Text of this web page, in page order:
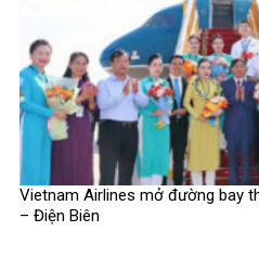
Vietnam Airlines mở đường bay
– Điện Biên